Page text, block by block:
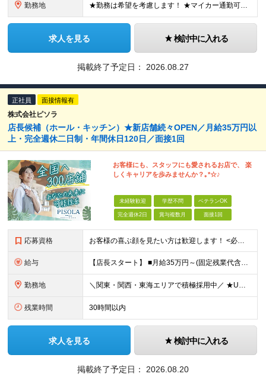
勤務地 ★勤務は希望を考慮します！ ★マイカー通勤可（駐車場完備） ★全国の各店舗で募集中！続々出店予定！ ～国内300店舗、47都道府県への展開を目標に出店中！～ ▼積極採用地域▼ ・中部（富山、石川、
求人を見る 検討中に入れる
掲載終了予定日： 2026.08.27
正社員 面接情報有
株式会社ピソラ
店長候補（ホール・キッチン）★新店舗続々OPEN／月給35万円以
上・完全週休二日制・年間休日120日／面接1回
お客様にも、スタッフにも愛されるお店で、 楽
しくキャリアを歩みませんか？｡*☆♪
未経験歓迎 学歴不問 ベテランOK
完全週休2日 賞与複数月 面接1回
応募資格 お客様の喜ぶ顔を見たい方は歓迎します！ <必須条件> ☆学歴不問 ☆飲食業での店長やマネージメント経験をお持ちの方（業種・年数不問） <歓迎条件> ☆何らかの業種での店長・マネージャーの経験 ☆て
給与 【店長スタート】 ■月給35万円～(固定残業代含む) ※給与額は経験と能力を考慮の上、決定いたします。 ※固定残業代は、時間外労働の有無に関わらず19時間分を、月42,200円支給 ※上記を超える時
勤務地 ＼関東・関西・東海エリアで積極採用中／ ★U・Iターン歓迎！ ★住居手当有り（規定あり） ★WEB面接1回のみ！ ★現在のお住まいから引っ越しが必要な場合には、 住居取得にかかる初期費用・引っ越し
残業時間 30時間以内
求人を見る 検討中に入れる
掲載終了予定日： 2026.08.20